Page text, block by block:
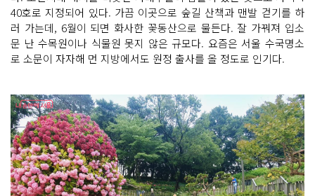
40호로 지정되어 있다. 가끔 이곳으로 숲길 산책과 맨발 걷기를 하
러 가는데, 6월이 되면 화사한 꽃동산으로 물든다. 잘 가꿔져 입소
문 난 수목원이나 식물원 못지 않은 규모다. 요즘은 서울 수국명소
로 소문이 자자해 먼 지방에서도 원정 출사를 올 정도로 인기다.